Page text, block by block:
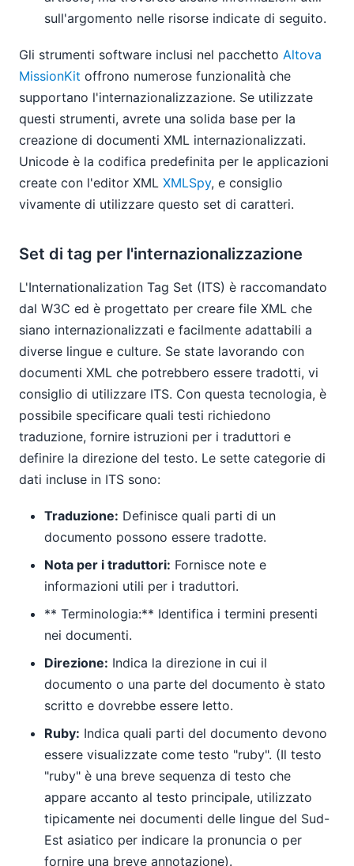
sull'argomento nelle risorse indicate di seguito.
Gli strumenti software inclusi nel pacchetto Altova
MissionKit offrono numerose funzionalità che
supportano l'internazionalizzazione. Se utilizzate
questi strumenti, avrete una solida base per la
creazione di documenti XML internazionalizzati.
Unicode è la codifica predefinita per le applicazioni
create con l'editor XML XMLSpy, e consiglio
vivamente di utilizzare questo set di caratteri.
Set di tag per l'internazionalizzazione
L'Internationalization Tag Set (ITS) è raccomandato
dal W3C ed è progettato per creare file XML che
siano internazionalizzati e facilmente adattabili a
diverse lingue e culture. Se state lavorando con
documenti XML che potrebbero essere tradotti, vi
consiglio di utilizzare ITS. Con questa tecnologia, è
possibile specificare quali testi richiedono
traduzione, fornire istruzioni per i traduttori e
definire la direzione del testo. Le sette categorie di
dati incluse in ITS sono:
Traduzione: Definisce quali parti di un
documento possono essere tradotte.
Nota per i traduttori: Fornisce note e
informazioni utili per i traduttori.
** Terminologia:** Identifica i termini presenti
nei documenti.
Direzione: Indica la direzione in cui il
documento o una parte del documento è stato
scritto e dovrebbe essere letto.
Ruby: Indica quali parti del documento devono
essere visualizzate come testo "ruby". (Il testo
"ruby" è una breve sequenza di testo che
appare accanto al testo principale, utilizzato
tipicamente nei documenti delle lingue del Sud-
Est asiatico per indicare la pronuncia o per
fornire una breve annotazione).